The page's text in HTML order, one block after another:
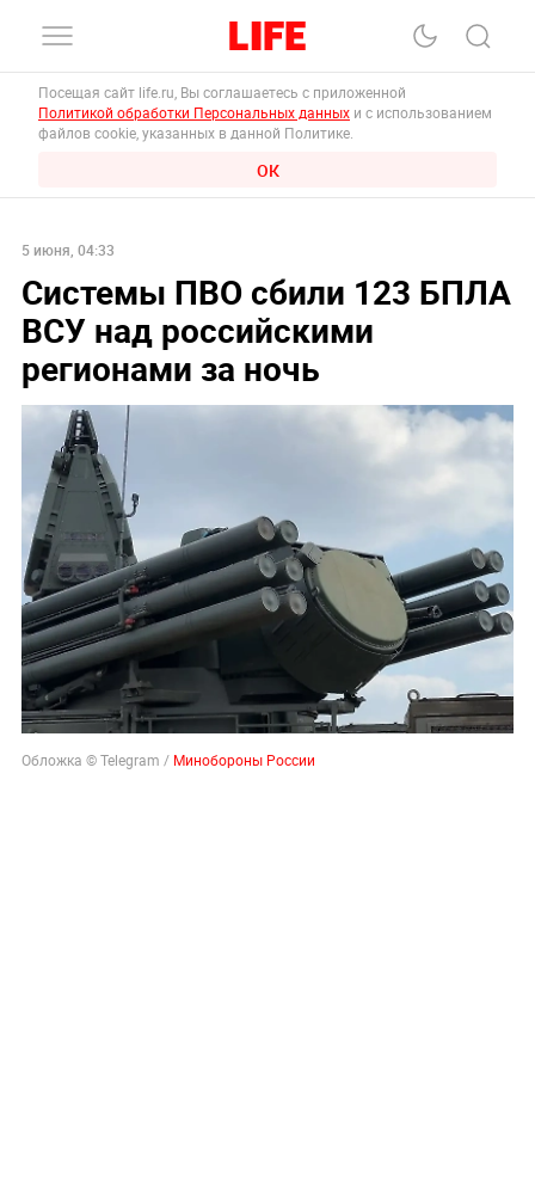
Посещая сайт life.ru, Вы соглашаетесь с приложенной
Политикой обработки Персональных данных и с использованием
файлов cookie, указанных в данной Политике.
ОК
5 июня, 04:33
Системы ПВО сбили 123 БПЛА
ВСУ над российскими
регионами за ночь
Обложка © Telegram / Минобороны России